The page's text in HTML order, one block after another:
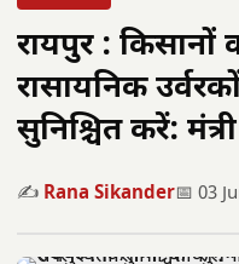
रायपुर :
रासायनिक
सुनिश्चित करें:
✍️ Rana Sikander📅 03